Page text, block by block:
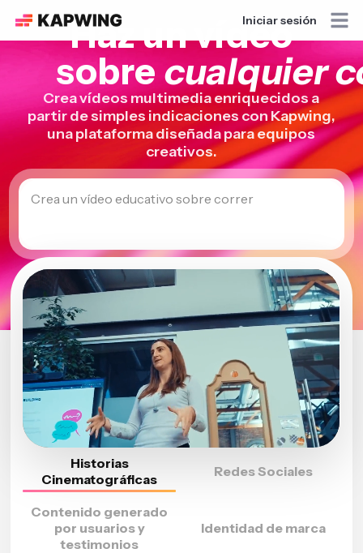
Iniciar sesión
Haz un vídeo
sobre cualquier
Crea vídeos multimedia enriquecidos a
partir de simples indicaciones con Kapwing,
una plataforma diseñada para equipos
creativos.
Crea un vídeo educativo sobre correr
Historias
Cinematográficas
Redes Sociales
Contenido generado
por usuarios y
testimonios
Identidad de marca